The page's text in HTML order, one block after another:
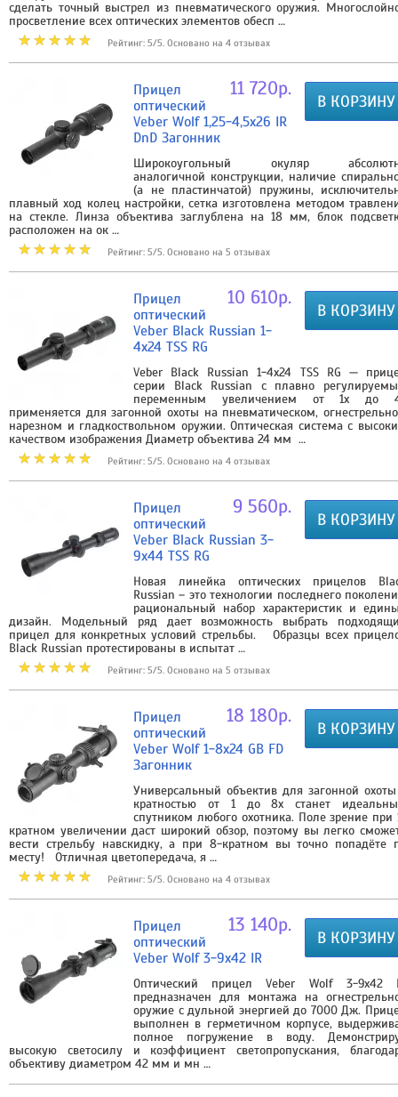
сделать точный выстрел из пневматического оружия.
просветление всех оптических элементов обесп …
Рейтинг: 5/5. Основано на 4 отзывах
В КОРЗИНУ
11 720р.
Прицел
оптический
Veber Wolf 1,25-4,5x26 IR
DnD Загонник
Широкоугольный окуляр
аналогичной конструкции, наличие
(а не пластинчатой) пружины,
плавный ход колец настройки, сетка изготовлена методом
на стекле. Линза объектива заглублена на 18 мм, блок
расположен на ок …
Рейтинг: 5/5. Основано на 5 отзывах
В КОРЗИНУ
10 610р.
Прицел
оптический
Veber Black Russian 1-
4x24 TSS RG
Veber Black Russian 1-4x24 TSS RG —
серии Black Russian с плавно
переменным увеличением от 1х до
применяется для загонной охоты на пневматическом,
нарезном и гладкоствольном оружии. Оптическая система с
качеством изображения Диаметр объектива 24 мм …
Рейтинг: 5/5. Основано на 4 отзывах
В КОРЗИНУ
9 560р.
Прицел
оптический
Veber Black Russian 3-
9x44 TSS RG
Новая линейка оптических прицелов
Russian – это технологии последнего
рациональный набор характеристик и
дизайн. Модельный ряд дает возможность выбрать
прицел для конкретных условий стрельбы. Образцы всех
Black Russian протестированы в испытат …
Рейтинг: 5/5. Основано на 5 отзывах
В КОРЗИНУ
18 180р.
Прицел
оптический
Veber Wolf 1-8x24 GB FD
Загонник
Универсальный объектив для загонной
кратностью от 1 до 8х станет
спутником любого охотника. Поле зрение при
кратном увеличении даст широкий обзор, поэтому вы легко
вести стрельбу навскидку, а при 8-кратном вы точно попадёте
месту! Отличная цветопередача, я …
Рейтинг: 5/5. Основано на 4 отзывах
В КОРЗИНУ
13 140р.
Прицел
оптический
Veber Wolf 3-9x42 IR
Оптический прицел Veber Wolf 3-9x42
предназначен для монтажа на
оружие с дульной энергией до 7000 Дж.
выполнен в герметичном корпусе,
полное погружение в воду.
высокую светосилу и коэффициент светопропускания,
объективу диаметром 42 мм и мн …